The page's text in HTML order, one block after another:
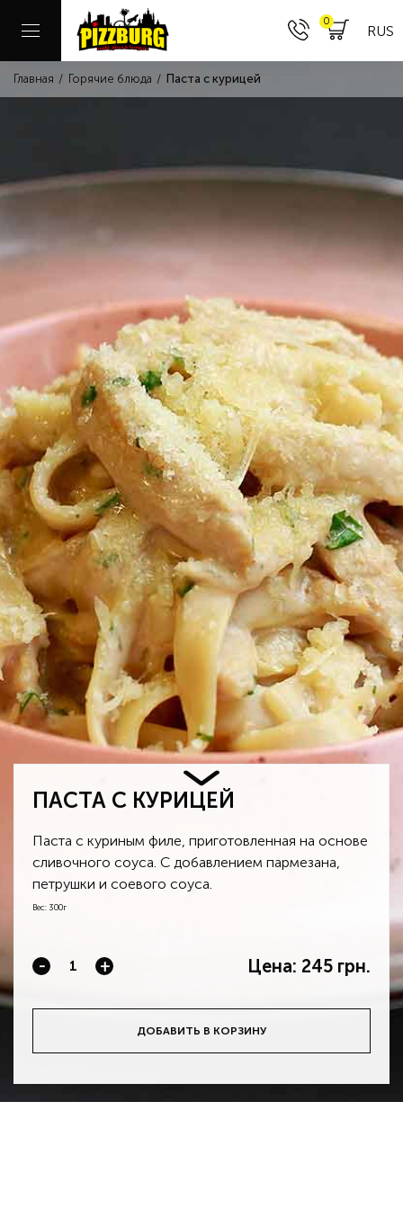
0
RUS
Главная Горячие блюда Паста с курицей
ПАСТА С КУРИЦЕЙ
Паста с куриным филе, приготовленная на основе
сливочного соуса. С добавлением пармезана,
петрушки и соевого соуса.
Вес: 300г
- + Цена: 245 грн.
ДОБАВИТЬ В КОРЗИНУ